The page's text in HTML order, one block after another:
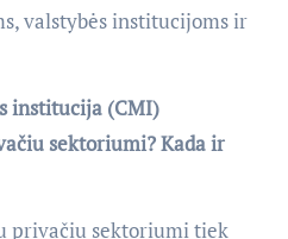
valstybės institucijoms ir
institucija (CMI)
sektoriumi? Kada ir
privačiu sektoriumi tiek